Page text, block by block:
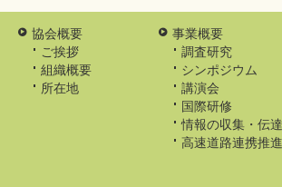
協会概要
ご挨拶
組織概要
所在地
事業概要
調査研究
シンポジウム
講演会
国際研修
情報の収集・伝達
高速道路連携推進